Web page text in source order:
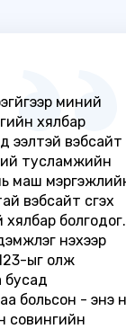
миний
хялбар
ээлтэй вэбсайт
тусламжийн
маш
вэбсайт үүсгэх
хялбар болгодог.
үнэхээр
ыг олж
бусад
больсон - энэ
совингийн